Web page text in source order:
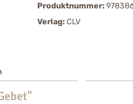
Produktnummer:
Verlag: CLV